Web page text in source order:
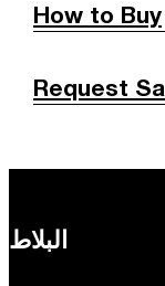
How to Buy
Request
البلاط